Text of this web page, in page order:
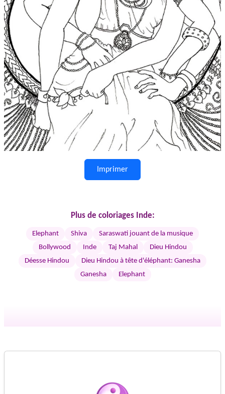
Imprimer
Plus de coloriages Inde:
Elephant Shiva
Saraswati jouant de la musique
Bollywood
Inde Taj Mahal
Dieu Hindou
Déesse Hindou
Dieu Hindou à tête d'éléphant: Ganesha
Ganesha
Elephant